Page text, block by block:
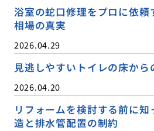
浴室の蛇口修理をプロに依頼
相場の真実
2026.04.29
見逃しやすいトイレの床から
2026.04.20
リフォームを検討する前に
造と排水管配置の制約